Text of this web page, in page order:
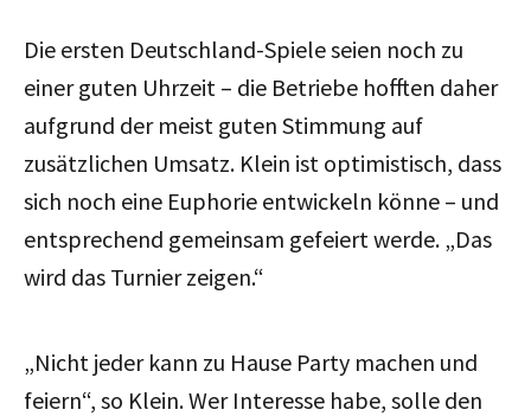
Die ersten Deutschland-Spiele seien noch zu
einer guten Uhrzeit – die Betriebe hofften daher
aufgrund der meist guten Stimmung auf
zusätzlichen Umsatz. Klein ist optimistisch, dass
sich noch eine Euphorie entwickeln könne – und
entsprechend gemeinsam gefeiert werde. „Das
wird das Turnier zeigen.“
„Nicht jeder kann zu Hause Party machen und
feiern“, so Klein. Wer Interesse habe, solle den